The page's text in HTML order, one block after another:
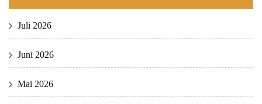
Juli 2026
Juni 2026
Mai 2026